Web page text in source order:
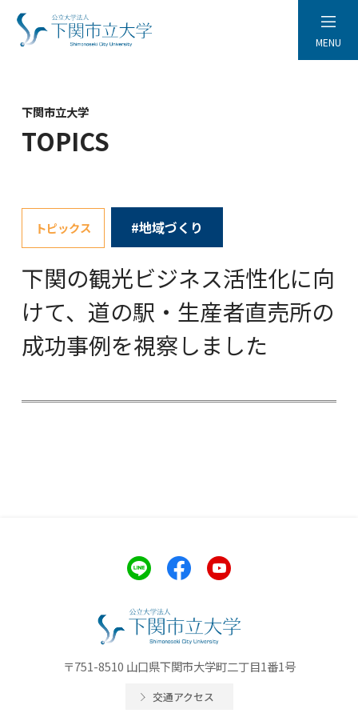
MENU
下関市立大学
TOPICS
トピックス #地域づくり
下関の観光ビジネス活性化に向
けて、道の駅・生産者直売所の
成功事例を視察しました
〒751-8510 山口県下関市大学町二丁目1番1号
交通アクセス